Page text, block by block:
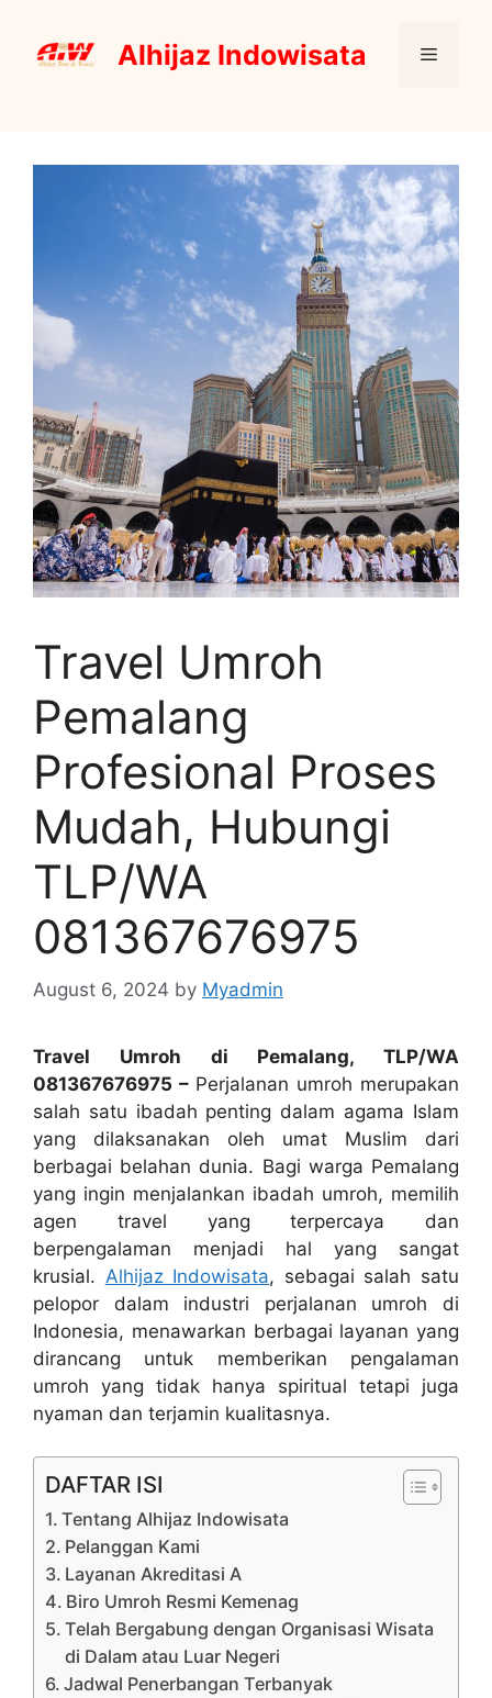
content
Alhijaz Indowisata Menu
Travel Umroh
Pemalang
Profesional Proses
Mudah, Hubungi
TLP/WA
081367676975
August 6, 2024 by Myadmin
Travel Umroh di Pemalang, TLP/WA
081367676975 – Perjalanan umroh merupakan
salah satu ibadah penting dalam agama Islam
yang dilaksanakan oleh umat Muslim dari
berbagai belahan dunia. Bagi warga Pemalang
yang ingin menjalankan ibadah umroh, memilih
agen travel yang terpercaya dan
berpengalaman menjadi hal yang sangat
krusial. Alhijaz Indowisata, sebagai salah satu
pelopor dalam industri perjalanan umroh di
Indonesia, menawarkan berbagai layanan yang
dirancang untuk memberikan pengalaman
umroh yang tidak hanya spiritual tetapi juga
nyaman dan terjamin kualitasnya.
DAFTAR ISI
Tentang Alhijaz Indowisata
Pelanggan Kami
Layanan Akreditasi A
Biro Umroh Resmi Kemenag
Telah Bergabung dengan Organisasi Wisata
di Dalam atau Luar Negeri
Jadwal Penerbangan Terbanyak